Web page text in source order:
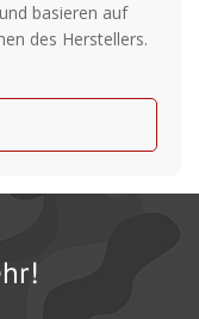
basieren auf
des Herstellers.